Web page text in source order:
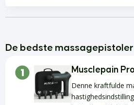
De bedste
Musclepain
Denne kraftfulde